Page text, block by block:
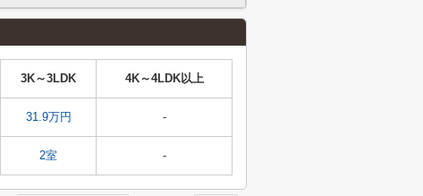
3K～3LDK 4K～4LDK以上
31.9万円 -
2室 -